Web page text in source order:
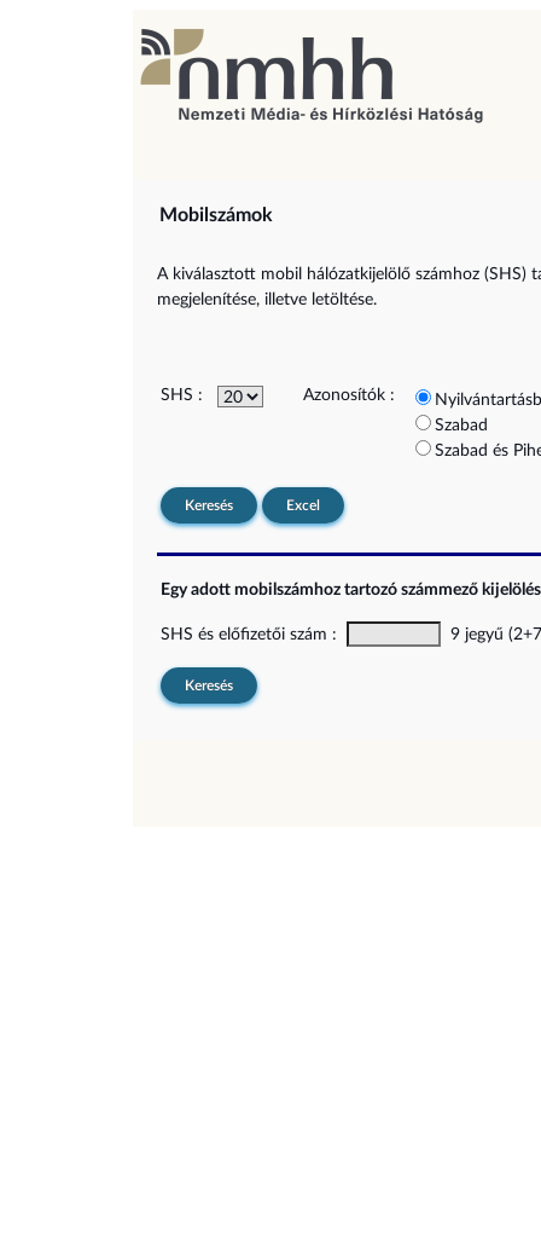
Mobilszámok
A kiválasztott mobil hálózatkijelölő számhoz
megjelenítése, illetve letöltése.
SHS : Azonosítók :
Szabad
Szabad és
Keresés Excel
Egy adott mobilszámhoz tartozó számmező
SHS és előfizetői szám : 9 jegyű
Keresés